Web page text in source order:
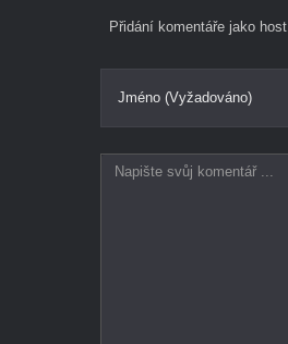
Přidání komentáře jako host.
Jméno (Vyžadováno)